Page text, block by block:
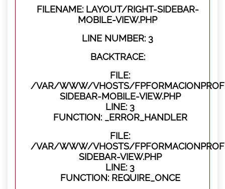
FILENAME: LAYOUT/RIGHT-SIDEBAR-
MOBILE-VIEW.PHP
LINE NUMBER: 3
BACKTRACE:
FILE:
/VAR/WWW/VHOSTS/
SIDEBAR-MOBILE-VIEW.PHP
LINE: 3
FUNCTION: _ERROR_HANDLER
FILE:
/VAR/WWW/VHOSTS/
SIDEBAR-VIEW.PHP
LINE: 3
FUNCTION: REQUIRE_ONCE